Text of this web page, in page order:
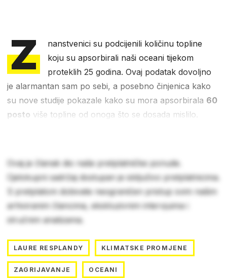
Z
nanstvenici su podcijenili količinu topline
koju su apsorbirali naši oceani tijekom
proteklih 25 godina. Ovaj podatak dovoljno
je alarmantan sam po sebi, a posebno činjenica kako
su nove studije pokazale kako su mora apsorbirala 60
posto više topline od onoga što se dosada mislilo.
Ovaj je članak dio naše pretplatničke ponude.
Cjelokupni sadržaj dostupan je isključivo pretplatnicima.
S pretplatom dobivate neograničen pristup svim našim
arhiviranim člancima, ekskluzivnim intervjuima i
stručnim analizama.
LAURE RESPLANDY KLIMATSKE PROMJENE
ZAGRIJAVANJE OCEANI